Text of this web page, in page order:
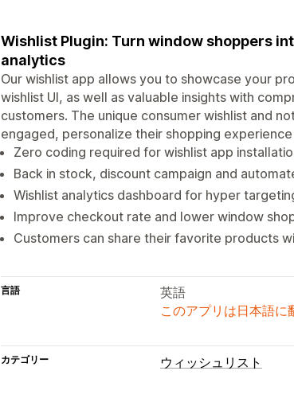
Wishlist Plugin: Turn window shoppers
analytics
Our wishlist app allows you to showcase your
wishlist UI, as well as valuable insights with
customers. The unique consumer wishlist and
engaged, personalize their shopping
Zero coding required for wishlist app
Back in stock, discount campaign and
Wishlist analytics dashboard for hyper
Improve checkout rate and lower window
Customers can share their favorite products
言語
英語
このアプリは日本語に
カテゴリー ウィッシュリスト